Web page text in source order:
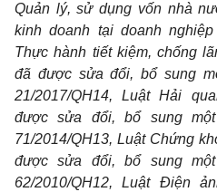
Quản lý, sử dụng vốn nhà
kinh doanh tại doanh
Thực hành tiết kiệm, chống
đã được sửa đổi, bổ sung
21/2017/QH14, Luật Hải
được sửa đổi, bổ sung
71/2014/QH13, Luật Chứng
được sửa đổi, bổ sung
62/2010/QH12, Luật Điện